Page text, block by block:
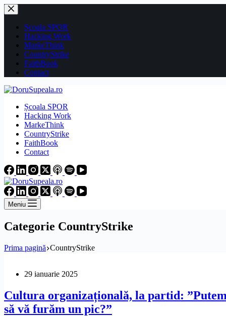
Sari
la
conținutȘcoala SPOR
Hacking Work
MarkeThink
CountryStrike
FaithBook
Contact
Școala SPOR
Hacking Work
MarkeThink
CountryStrike
FaithBook
Contact
Meniu
Categorie CountryStrike
Prima pagină CountryStrike
29 ianuarie 2025
Cultura organizațională, la partid:
să vă furăm un pic?”